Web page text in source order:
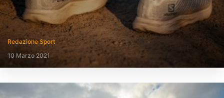
Redazione Sport
10 Marzo 2021